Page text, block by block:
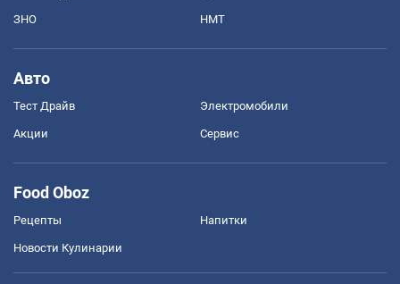
ЗНО НМТ
Авто
Тест Драйв Электромобили
Акции Сервис
Food Oboz
Рецепты Напитки
Новости Кулинарии